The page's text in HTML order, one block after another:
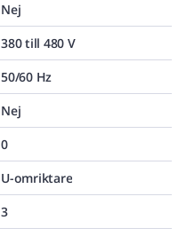
Nej
380 till 480 V
50/60 Hz
Nej
0
U-omriktare
3